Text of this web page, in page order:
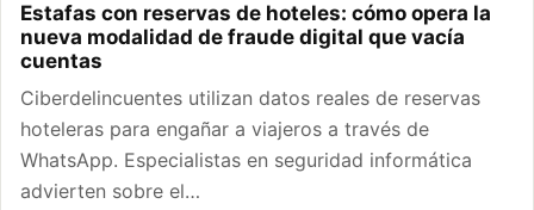
Estafas con reservas de hoteles: cómo opera la
nueva modalidad de fraude digital que vacía
cuentas
Ciberdelincuentes utilizan datos reales de reservas
hoteleras para engañar a viajeros a través de
WhatsApp. Especialistas en seguridad informática
advierten sobre el…